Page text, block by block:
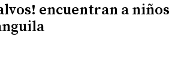
encuentran a niños